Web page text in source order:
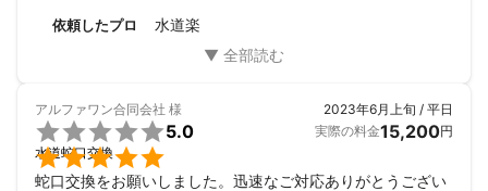
依頼したプロ 水道楽
アルファワン合同会社 様


5.0
水道蛇口交換
2023年6月上旬 / 平日
実際の料金15,200円
蛇口交換をお願いしました。迅速なご対応ありがとうござい